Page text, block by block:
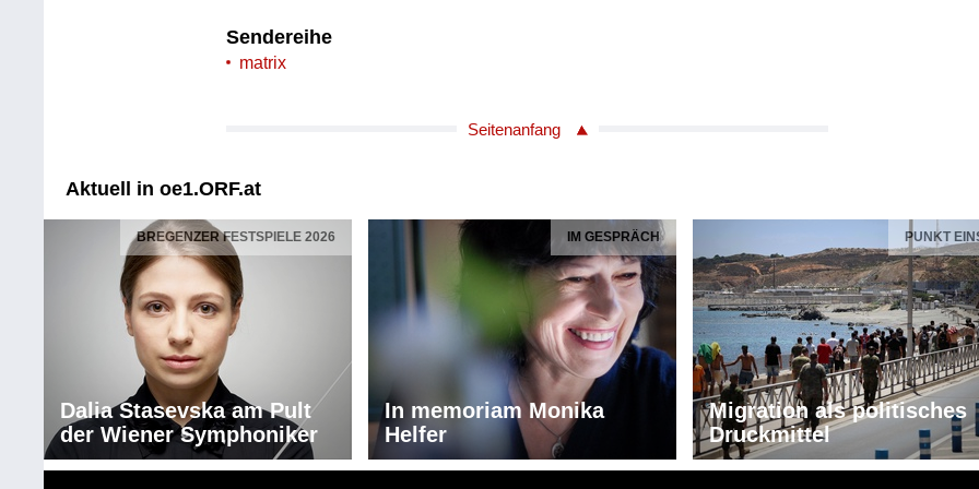
Sendereihe
matrix
Seitenanfang
Aktuell in oe1.ORF.at
BREGENZER FESTSPIELE 2026
Dalia Stasevska am Pult
der Wiener Symphoniker
IM GESPRÄCH
In memoriam Monika
Helfer
PUNKT
Migration als politisches
Druckmittel